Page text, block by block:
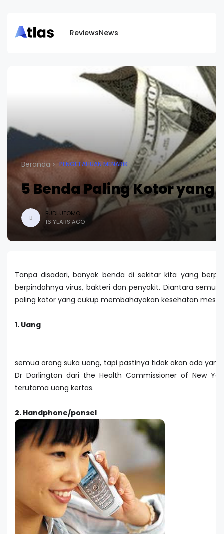
ReviewsNews
Beranda PENGETAHUAN MENARIK
5 Benda Paling Kotor yang
B
BUDI UTOMO
16 YEARS AGO
Tanpa disadari, banyak benda di sekitar kita yang
berpindahnya virus, bakteri dan penyakit. Diantara
paling kotor yang cukup membahayakan kesehatan
1. Uang
semua orang suka uang, tapi pastinya tidak akan ada
Dr Darlington dari the Health Commissioner of New
terutama uang kertas.
2. Handphone/ponsel